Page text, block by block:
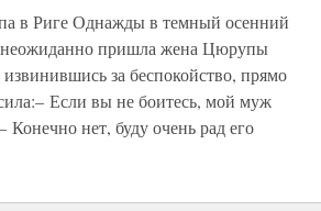
в Риге Однажды в темный осенний
неожиданно пришла жена Цюрупы
за беспокойство, прямо
Если вы не боитесь, мой муж
Конечно нет, буду очень рад его